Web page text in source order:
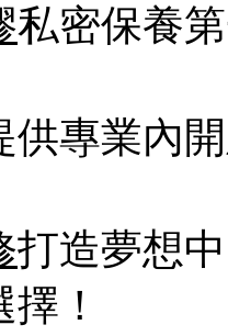
私密保養
供專業內
打造夢想
！